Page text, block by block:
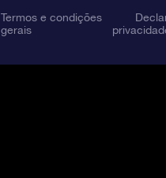
Termos e condições
gerais